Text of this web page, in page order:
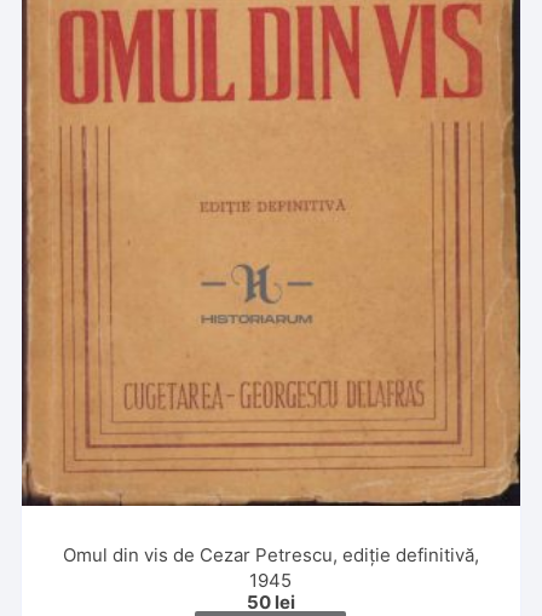
Omul din vis de Cezar Petrescu, ediție definitivă,
1945
50 lei